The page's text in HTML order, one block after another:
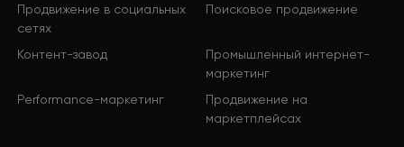
Продвижение в социальных
сетях
Поисковое продвижение
Контент-завод
Промышленный интернет-
маркетинг
Performance-маркетинг
Продвижение на
маркетплейсах